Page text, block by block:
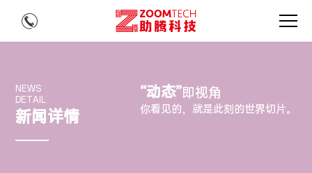
NEWS
DETAIL
新闻详情
“动态”即视角
你看见的，就是此刻的世界切片。